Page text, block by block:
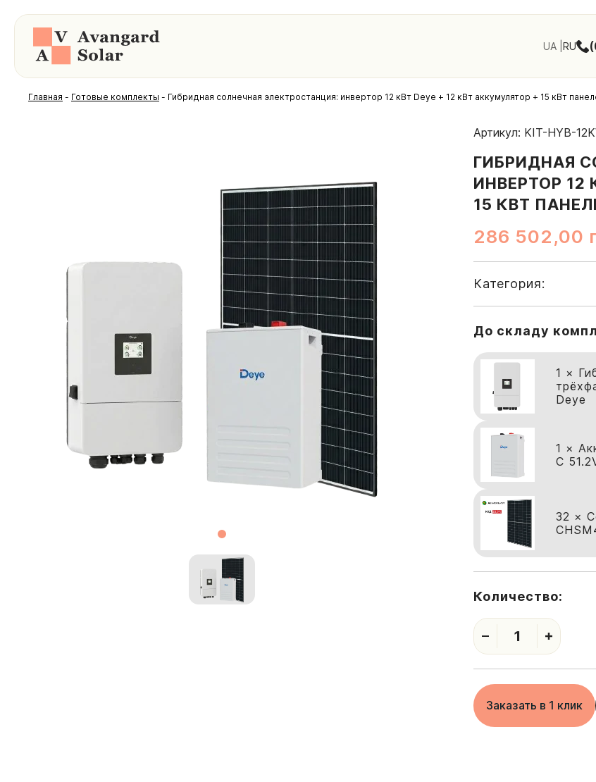
UA RU
Главная - Готовые комплекты - Гибридная солнечная электростанция: инвертор 12 кВт Deye + 12 кВт аккумулятор + 15 кВт
Артикул: KIT-HYB-
ГИБРИДНАЯ
ИНВЕРТОР 12
15 КВТ
286 502,00
Категория:
До складу
1 ×
Deye
1 ×
С
32 ×
Количество:
1
Заказать в 1 клик